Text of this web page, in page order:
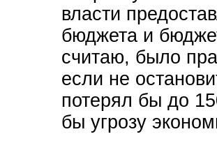
власти
бюджета и
считаю, было
если не
потерял бы до
бы угрозу